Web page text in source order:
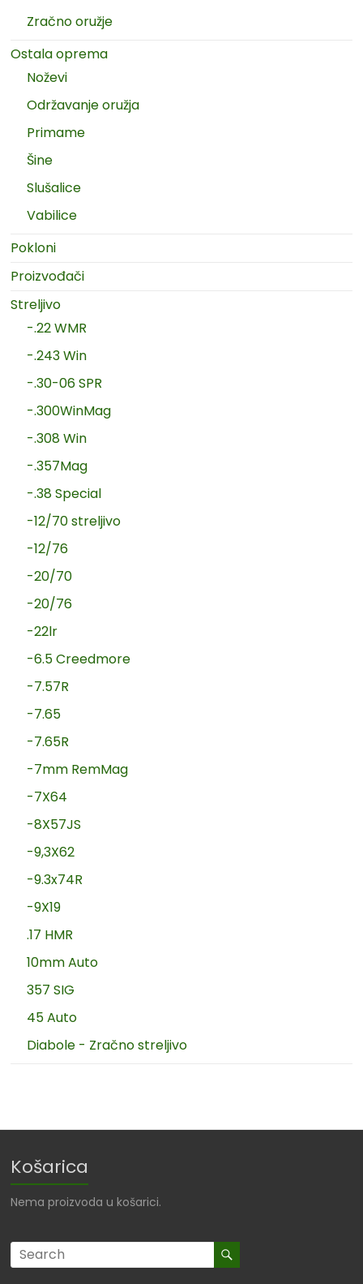
Zračno oružje
Ostala oprema
Noževi
Održavanje oružja
Primame
Šine
Slušalice
Vabilice
Pokloni
Proizvođači
Streljivo
-.22 WMR
-.243 Win
-.30-06 SPR
-.300WinMag
-.308 Win
-.357Mag
-.38 Special
-12/70 streljivo
-12/76
-20/70
-20/76
-22lr
-6.5 Creedmore
-7.57R
-7.65
-7.65R
-7mm RemMag
-7X64
-8X57JS
-9,3X62
-9.3x74R
-9X19
.17 HMR
10mm Auto
357 SIG
45 Auto
Diabole - Zračno streljivo
Košarica
Nema proizvoda u košarici.